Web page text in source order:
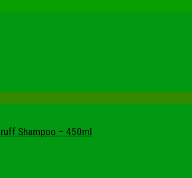
Shampoo – 450ml